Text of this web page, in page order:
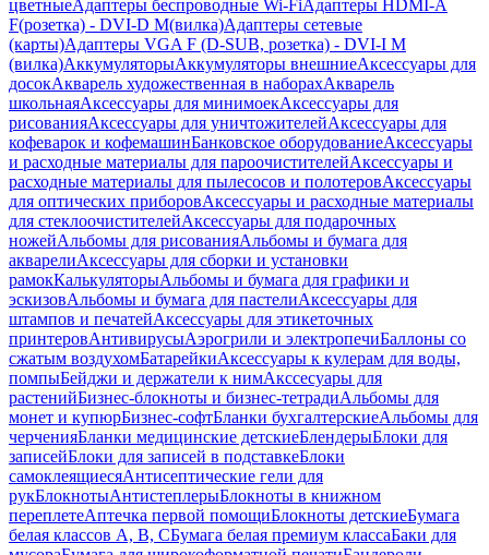
цветныеАдаптеры беспроводные Wi-FiАдаптеры HDMI-A
F(розетка) - DVI-D M(вилка)Адаптеры сетевые
(карты)Адаптеры VGA F (D-SUB, розетка) - DVI-I M
(вилка)АккумуляторыАккумуляторы внешниеАксессуары для
досокАкварель художественная в наборахАкварель
школьнаяАксессуары для минимоекАксессуары для
рисованияАксессуары для уничтожителейАксессуары для
кофеварок и кофемашинБанковское оборудованиеАксессуары
и расходные материалы для пароочистителейАксессуары и
расходные материалы для пылесосов и полотеровАксессуары
для оптических приборовАксессуары и расходные материалы
для стеклоочистителейАксессуары для подарочных
ножейАльбомы для рисованияАльбомы и бумага для
акварелиАксессуары для сборки и установки
рамокКалькуляторыАльбомы и бумага для графики и
эскизовАльбомы и бумага для пастелиАксессуары для
штампов и печатейАксессуары для этикеточных
принтеровАнтивирусыАэрогрили и электропечиБаллоны со
сжатым воздухомБатарейкиАксессуары к кулерам для воды,
помпыБейджи и держатели к нимАкссесуары для
растенийБизнес-блокноты и бизнес-тетрадиАльбомы для
монет и купюрБизнес-софтБланки бухгалтерскиеАльбомы для
черченияБланки медицинские детскиеБлендерыБлоки для
записейБлоки для записей в подставкеБлоки
самоклеящиесяАнтисептические гели для
рукБлокнотыАнтистеплерыБлокноты в книжном
переплетеАптечка первой помощиБлокноты детскиеБумага
белая классов А, В, СБумага белая премиум классаБаки для